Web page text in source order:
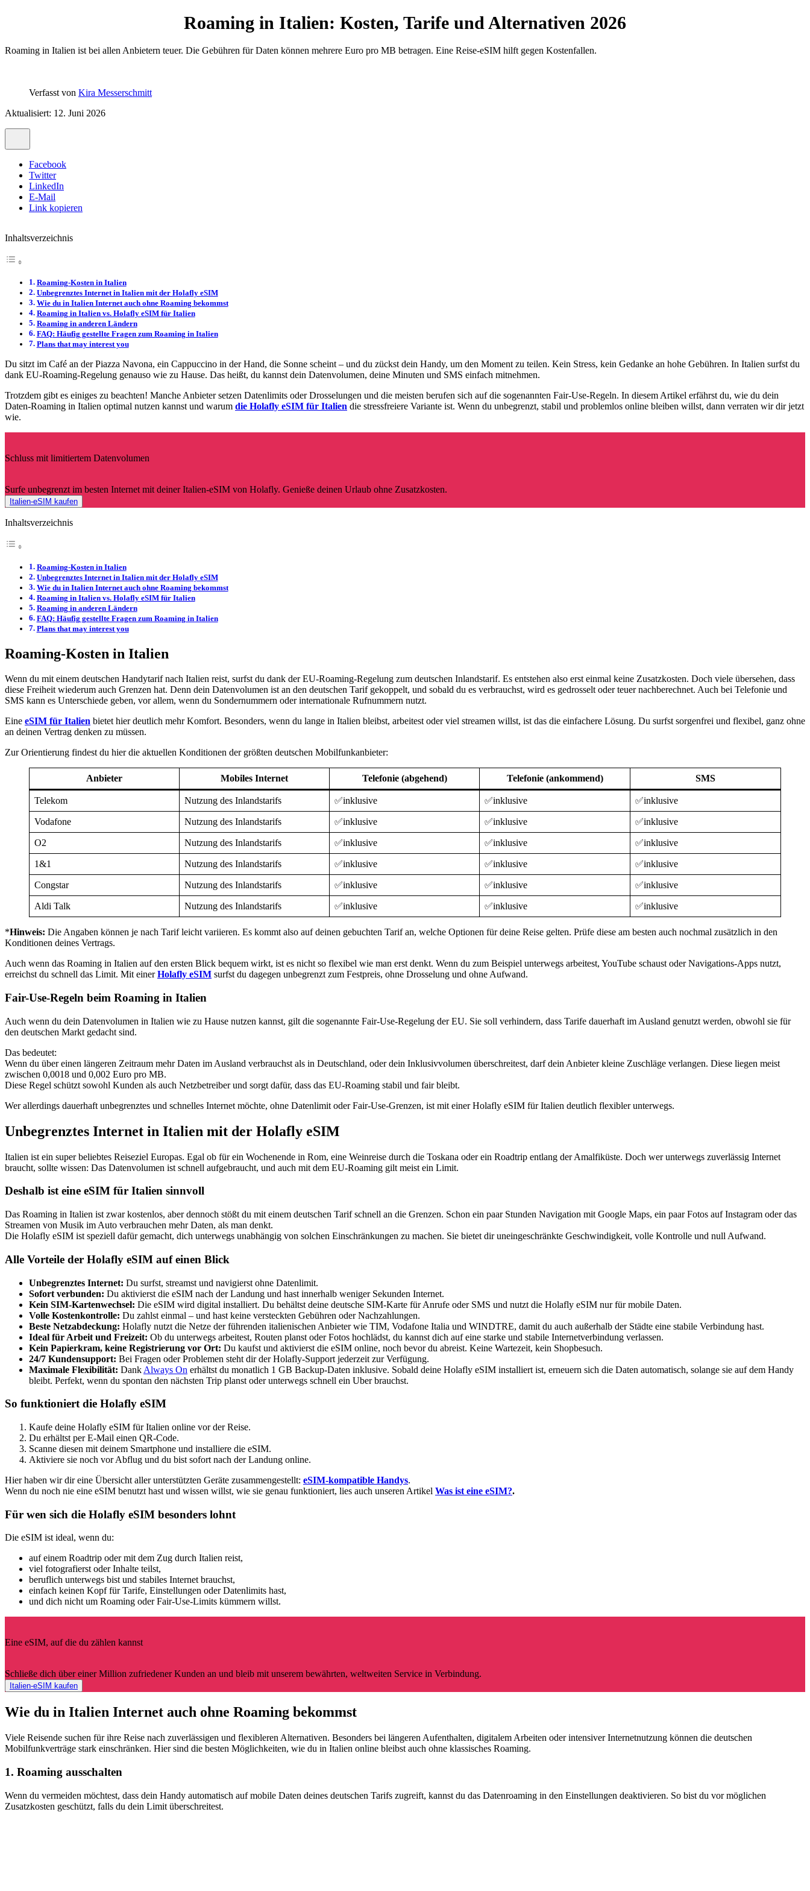
Roaming in Italien: Kosten, Tarife und Alternativen 2026
Roaming in Italien ist bei allen Anbietern teuer. Die Gebühren für Daten können mehrere Euro pro MB betragen. Eine Reise-eSIM hilft gegen Kostenfallen.
Verfasst von Kira Messerschmitt
Aktualisiert: 12. Juni 2026
Facebook
Twitter
LinkedIn
E-Mail
Link kopieren
Inhaltsverzeichnis
Roaming-Kosten in Italien
Unbegrenztes Internet in Italien mit der Holafly eSIM
Wie du in Italien Internet auch ohne Roaming bekommst
Roaming in Italien vs. Holafly eSIM für Italien
Roaming in anderen Ländern
FAQ: Häufig gestellte Fragen zum Roaming in Italien
Plans that may interest you
Du sitzt im Café an der Piazza Navona, ein Cappuccino in der Hand, die Sonne scheint – und du zückst dein Handy, um den Moment zu teilen. Kein Stress, kein Gedanke an hohe Gebühren. In Italien surfst du
dank EU-Roaming-Regelung genauso wie zu Hause. Das heißt, du kannst dein Datenvolumen, deine Minuten und SMS einfach mitnehmen.
Trotzdem gibt es einiges zu beachten! Manche Anbieter setzen Datenlimits oder Drosselungen und die meisten berufen sich auf die sogenannten Fair-Use-Regeln. In diesem Artikel erfährst du, wie du dein
Daten-Roaming in Italien optimal nutzen kannst und warum die Holafly eSIM für Italien die stressfreiere Variante ist. Wenn du unbegrenzt, stabil und problemlos online bleiben willst, dann verraten wir dir jetzt
wie.
Schluss mit limitiertem Datenvolumen
Surfe unbegrenzt im besten Internet mit deiner Italien-eSIM von Holafly. Genieße deinen Urlaub ohne Zusatzkosten.
Italien-eSIM kaufen
Inhaltsverzeichnis
Roaming-Kosten in Italien
Unbegrenztes Internet in Italien mit der Holafly eSIM
Wie du in Italien Internet auch ohne Roaming bekommst
Roaming in Italien vs. Holafly eSIM für Italien
Roaming in anderen Ländern
FAQ: Häufig gestellte Fragen zum Roaming in Italien
Plans that may interest you
Roaming-Kosten in Italien
Wenn du mit einem deutschen Handytarif nach Italien reist, surfst du dank der EU-Roaming-Regelung zum deutschen Inlandstarif. Es entstehen also erst einmal keine Zusatzkosten. Doch viele übersehen, dass
diese Freiheit wiederum auch Grenzen hat. Denn dein Datenvolumen ist an den deutschen Tarif gekoppelt, und sobald du es verbrauchst, wird es gedrosselt oder teuer nachberechnet. Auch bei Telefonie und
SMS kann es Unterschiede geben, vor allem, wenn du Sondernummern oder internationale Rufnummern nutzt.
Eine eSIM für Italien bietet hier deutlich mehr Komfort. Besonders, wenn du lange in Italien bleibst, arbeitest oder viel streamen willst, ist das die einfachere Lösung. Du surfst sorgenfrei und flexibel, ganz ohne
an deinen Vertrag denken zu müssen.
Zur Orientierung findest du hier die aktuellen Konditionen der größten deutschen Mobilfunkanbieter:
Anbieter Mobiles Internet Telefonie (abgehend) Telefonie (ankommend) SMS
Telekom Nutzung des Inlandstarifs ✅inklusive ✅inklusive ✅inklusive
Vodafone Nutzung des Inlandstarifs ✅inklusive ✅inklusive ✅inklusive
O2 Nutzung des Inlandstarifs ✅inklusive ✅inklusive ✅inklusive
1&1 Nutzung des Inlandstarifs ✅inklusive ✅inklusive ✅inklusive
Congstar Nutzung des Inlandstarifs ✅inklusive ✅inklusive ✅inklusive
Aldi Talk Nutzung des Inlandstarifs ✅inklusive ✅inklusive ✅inklusive
*Hinweis: Die Angaben können je nach Tarif leicht variieren. Es kommt also auf deinen gebuchten Tarif an, welche Optionen für deine Reise gelten. Prüfe diese am besten auch nochmal zusätzlich in den
Konditionen deines Vertrags.
Auch wenn das Roaming in Italien auf den ersten Blick bequem wirkt, ist es nicht so flexibel wie man erst denkt. Wenn du zum Beispiel unterwegs arbeitest, YouTube schaust oder Navigations-Apps nutzt,
erreichst du schnell das Limit. Mit einerHolafly eSIM surfst du dagegen unbegrenzt zum Festpreis, ohne Drosselung und ohne Aufwand.
Fair-Use-Regeln beim Roaming in Italien
Auch wenn du dein Datenvolumen in Italien wie zu Hause nutzen kannst, gilt die sogenannte Fair-Use-Regelung der EU. Sie soll verhindern, dass Tarife dauerhaft im Ausland genutzt werden, obwohl sie für
den deutschen Markt gedacht sind.
Das bedeutet:
Wenn du über einen längeren Zeitraum mehr Daten im Ausland verbrauchst als in Deutschland, oder dein Inklusivvolumen überschreitest, darf dein Anbieter kleine Zuschläge verlangen. Diese liegen meist
zwischen 0,0018 und 0,002 Euro pro MB.
Diese Regel schützt sowohl Kunden als auch Netzbetreiber und sorgt dafür, dass das EU-Roaming stabil und fair bleibt.
Wer allerdings dauerhaft unbegrenztes und schnelles Internet möchte, ohne Datenlimit oder Fair-Use-Grenzen, ist mit einer Holafly eSIM für Italien deutlich flexibler unterwegs.
Unbegrenztes Internet in Italien mit der Holafly eSIM
Italien ist ein super beliebtes Reiseziel Europas. Egal ob für ein Wochenende in Rom, eine Weinreise durch die Toskana oder ein Roadtrip entlang der Amalfiküste. Doch wer unterwegs zuverlässig Internet
braucht, sollte wissen: Das Datenvolumen ist schnell aufgebraucht, und auch mit dem EU-Roaming gilt meist ein Limit.
Deshalb ist eine eSIM für Italien sinnvoll
Das Roaming in Italien ist zwar kostenlos, aber dennoch stößt du mit einem deutschen Tarif schnell an die Grenzen. Schon ein paar Stunden Navigation mit Google Maps, ein paar Fotos auf Instagram oder das
Streamen von Musik im Auto verbrauchen mehr Daten, als man denkt.
Die Holafly eSIM ist speziell dafür gemacht, dich unterwegs unabhängig von solchen Einschränkungen zu machen. Sie bietet dir uneingeschränkte Geschwindigkeit, volle Kontrolle und null Aufwand.
Alle Vorteile der Holafly eSIM auf einen Blick
Unbegrenztes Internet: Du surfst, streamst und navigierst ohne Datenlimit.
Sofort verbunden: Du aktivierst die eSIM nach der Landung und hast innerhalb weniger Sekunden Internet.
Kein SIM-Kartenwechsel: Die eSIM wird digital installiert. Du behältst deine deutsche SIM-Karte für Anrufe oder SMS und nutzt die Holafly eSIM nur für mobile Daten.
Volle Kostenkontrolle: Du zahlst einmal – und hast keine versteckten Gebühren oder Nachzahlungen.
Beste Netzabdeckung: Holafly nutzt die Netze der führenden italienischen Anbieter wie TIM, Vodafone Italia und WINDTRE, damit du auch außerhalb der Städte eine stabile Verbindung hast.
Ideal für Arbeit und Freizeit: Ob du unterwegs arbeitest, Routen planst oder Fotos hochlädst, du kannst dich auf eine starke und stabile Internetverbindung verlassen.
Kein Papierkram, keine Registrierung vor Ort: Du kaufst und aktivierst die eSIM online, noch bevor du abreist. Keine Wartezeit, kein Shopbesuch.
24/7 Kundensupport: Bei Fragen oder Problemen steht dir der Holafly-Support jederzeit zur Verfügung.
Maximale Flexibilität: Dank Always On erhältst du monatlich 1 GB Backup-Daten inklusive. Sobald deine Holafly eSIM installiert ist, erneuern sich die Daten automatisch, solange sie auf dem Handy
bleibt. Perfekt, wenn du spontan den nächsten Trip planst oder unterwegs schnell ein Uber brauchst.
So funktioniert die Holafly eSIM
Kaufe deine Holafly eSIM für Italien online vor der Reise.
Du erhältst per E-Mail einen QR-Code.
Scanne diesen mit deinem Smartphone und installiere die eSIM.
Aktiviere sie noch vor Abflug und du bist sofort nach der Landung online.
Hier haben wir dir eine Übersicht aller unterstützten Geräte zusammengestellt: eSIM-kompatible Handys.
Wenn du noch nie eine eSIM benutzt hast und wissen willst, wie sie genau funktioniert, lies auch unseren Artikel Was ist eine eSIM?.
Für wen sich die Holafly eSIM besonders lohnt
Die eSIM ist ideal, wenn du:
auf einem Roadtrip oder mit dem Zug durch Italien reist,
viel fotografierst oder Inhalte teilst,
beruflich unterwegs bist und stabiles Internet brauchst,
einfach keinen Kopf für Tarife, Einstellungen oder Datenlimits hast,
und dich nicht um Roaming oder Fair-Use-Limits kümmern willst.
Eine eSIM, auf die du zählen kannst
Schließe dich über einer Million zufriedener Kunden an und bleib mit unserem bewährten, weltweiten Service in Verbindung.
Italien-eSIM kaufen
Wie du in Italien Internet auch ohne Roaming bekommst
Viele Reisende suchen für ihre Reise nach zuverlässigen und flexibleren Alternativen. Besonders bei längeren Aufenthalten, digitalem Arbeiten oder intensiver Internetnutzung können die deutschen
Mobilfunkverträge stark einschränken. Hier sind die besten Möglichkeiten, wie du in Italien online bleibst auch ohne klassisches Roaming.
1. Roaming ausschalten
Wenn du vermeiden möchtest, dass dein Handy automatisch auf mobile Daten deines deutschen Tarifs zugreift, kannst du das Datenroaming in den Einstellungen deaktivieren. So bist du vor möglichen
Zusatzkosten geschützt, falls du dein Limit überschreitest.